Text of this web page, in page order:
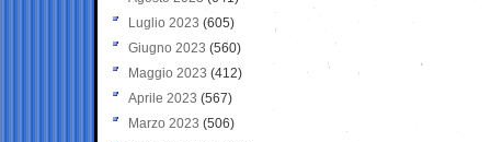
Luglio 2023 (605)
Giugno 2023 (560)
Maggio 2023 (412)
Aprile 2023 (567)
Marzo 2023 (506)